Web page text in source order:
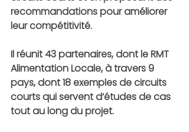
recommandations pour améliorer
leur compétitivité.
Il réunit 43 partenaires, dont le RMT
Alimentation Locale, à travers 9
pays, dont 18 exemples de circuits
courts qui servent d’études de cas
tout au long du projet.